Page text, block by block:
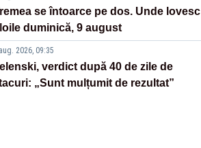
se întoarce pe dos. Unde lovesc
duminică, 9 august
2026, 09:35
verdict după 40 de zile de
„Sunt mulțumit de rezultat”